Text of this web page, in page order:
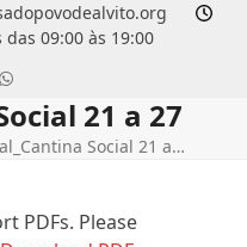
09:00 às 19:00
Whatsapp
21 a 27
Social 21 a…
PDFs. Please